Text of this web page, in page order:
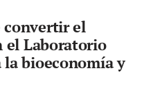
convertir el
el Laboratorio
la bioeconomía y